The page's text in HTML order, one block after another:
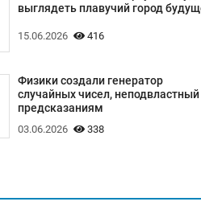
выглядеть плавучий город
15.06.2026 416
Физики создали генератор
случайных чисел, неподвластный
предсказаниям
03.06.2026 338